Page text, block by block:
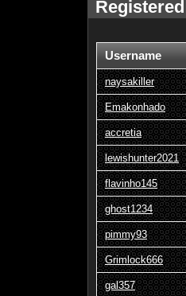
Username
naysakiller
Emakonhado
accretia
lewishunter2021
flavinho145
ghost1234
pimmy93
Grimlock666
gal357